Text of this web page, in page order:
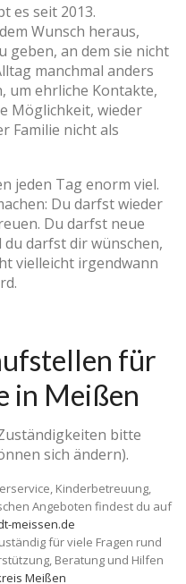
es seit 2013.
Wunsch heraus,
geben, an dem sie nicht
manchmal anders
um ehrliche Kontakte,
Möglichkeit, wieder
Familie nicht als
jeden Tag enorm viel.
Du darfst wieder
Du darfst neue
darfst dir wünschen,
vielleicht irgendwann
für
in Meißen
bitte
sich ändern).
Kinderbetreuung,
Angeboten findest du auf
meissen.de
für viele Fragen rund
Beratung und Hilfen
Meißen